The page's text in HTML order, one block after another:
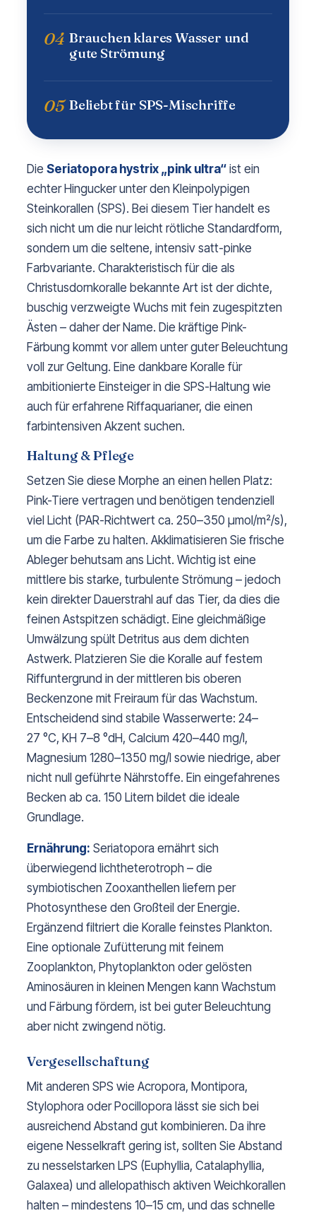
04 Brauchen klares Wasser und
gute Strömung
05 Beliebt für SPS-Mischriffe
Die Seriatopora hystrix „pink ultra“ ist ein
echter Hingucker unter den Kleinpolypigen
Steinkorallen (SPS). Bei diesem Tier handelt es
sich nicht um die nur leicht rötliche Standardform,
sondern um die seltene, intensiv satt-pinke
Farbvariante. Charakteristisch für die als
Christusdornkoralle bekannte Art ist der dichte,
buschig verzweigte Wuchs mit fein zugespitzten
Ästen – daher der Name. Die kräftige Pink-
Färbung kommt vor allem unter guter Beleuchtung
voll zur Geltung. Eine dankbare Koralle für
ambitionierte Einsteiger in die SPS-Haltung wie
auch für erfahrene Riffaquarianer, die einen
farbintensiven Akzent suchen.
Haltung & Pflege
Setzen Sie diese Morphe an einen hellen Platz:
Pink-Tiere vertragen und benötigen tendenziell
viel Licht (PAR-Richtwert ca. 250–350 µmol/m²/s),
um die Farbe zu halten. Akklimatisieren Sie frische
Ableger behutsam ans Licht. Wichtig ist eine
mittlere bis starke, turbulente Strömung – jedoch
kein direkter Dauerstrahl auf das Tier, da dies die
feinen Astspitzen schädigt. Eine gleichmäßige
Umwälzung spült Detritus aus dem dichten
Astwerk. Platzieren Sie die Koralle auf festem
Riffuntergrund in der mittleren bis oberen
Beckenzone mit Freiraum für das Wachstum.
Entscheidend sind stabile Wasserwerte: 24–
27 °C, KH 7–8 °dH, Calcium 420–440 mg/l,
Magnesium 1280–1350 mg/l sowie niedrige, aber
nicht null geführte Nährstoffe. Ein eingefahrenes
Becken ab ca. 150 Litern bildet die ideale
Grundlage.
Ernährung: Seriatopora ernährt sich
überwiegend lichtheterotroph – die
symbiotischen Zooxanthellen liefern per
Photosynthese den Großteil der Energie.
Ergänzend filtriert die Koralle feinstes Plankton.
Eine optionale Zufütterung mit feinem
Zooplankton, Phytoplankton oder gelösten
Aminosäuren in kleinen Mengen kann Wachstum
und Färbung fördern, ist bei guter Beleuchtung
aber nicht zwingend nötig.
Vergesellschaftung
Mit anderen SPS wie Acropora, Montipora,
Stylophora oder Pocillopora lässt sie sich bei
ausreichend Abstand gut kombinieren. Da ihre
eigene Nesselkraft gering ist, sollten Sie Abstand
zu nesselstarken LPS (Euphyllia, Catalaphyllia,
Galaxea) und allelopathisch aktiven Weichkorallen
halten – mindestens 10–15 cm, und das schnelle